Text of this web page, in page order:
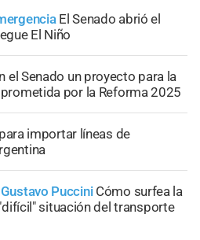
El Senado abrió el
El Niño
el Senado un proyecto para la
por la Reforma 2025
importar líneas de
Puccini Cómo surfea la
situación del transporte